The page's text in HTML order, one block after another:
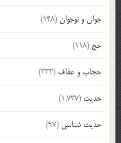
جوان و نوجوان(148)
حج (118)
حجاب و عفاف (333)
حدیث (1,737)
حدیث شناسی (97)